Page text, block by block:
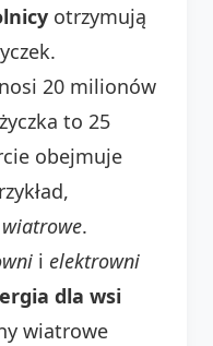
otrzymują
20 milionów
to 25
obejmuje
.
i elektrowni
dla wsi
wiatrowe